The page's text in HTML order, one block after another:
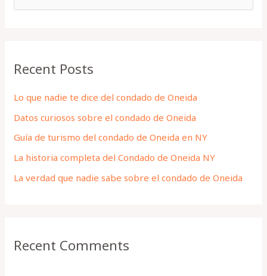
c
f
o
r
:
Recent Posts
Lo que nadie te dice del condado de Oneida
Datos curiosos sobre el condado de Oneida
Guía de turismo del condado de Oneida en NY
La historia completa del Condado de Oneida NY
La verdad que nadie sabe sobre el condado de Oneida
Recent Comments